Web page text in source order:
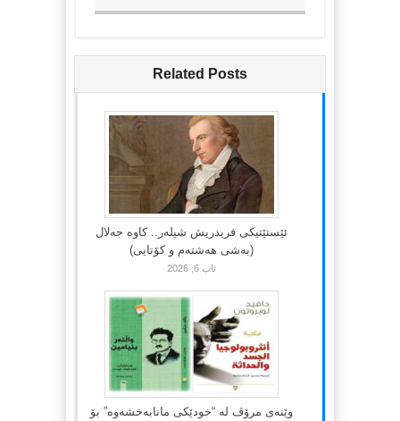
Related Posts
ئێستێتیکی فریدریش شیلەر.. کاوە جەلال
(بەشی هەشتەم و کۆتایی)
ئاب 6, 2026
وێنەی مرۆڤ لە “خودێکی مانابەخشەوە” بۆ